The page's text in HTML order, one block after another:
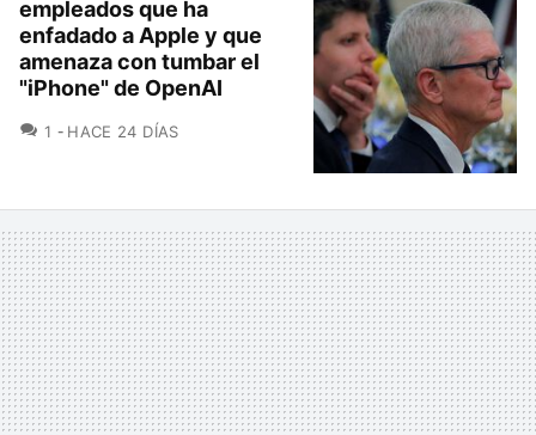
empleados que ha
enfadado a Apple y que
amenaza con tumbar el
"iPhone" de OpenAI
1 COMENTARIOS
HACE 24 DÍAS